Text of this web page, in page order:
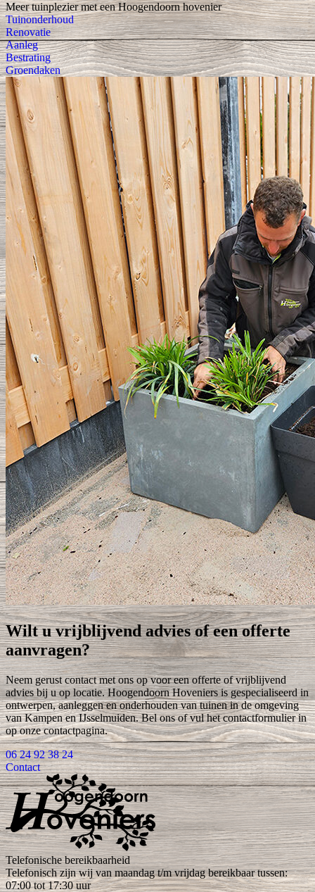
Meer tuinplezier met een Hoogendoorn hovenier
Tuinonderhoud
Renovatie
Aanleg
Bestrating
Groendaken
Wilt u vrijblijvend advies of een offerte
aanvragen?
Neem gerust contact met ons op voor een offerte of vrijblijvend
advies bij u op locatie. Hoogendoorn Hoveniers is gespecialiseerd in
ontwerpen, aanleggen en onderhouden van tuinen in de omgeving
van Kampen en IJsselmuiden. Bel ons of vul het contactformulier in
op onze contactpagina.
06 24 92 38 24
Contact
Telefonische bereikbaarheid
Telefonisch zijn wij van maandag t/m vrijdag bereikbaar tussen:
07:00 tot 17:30 uur